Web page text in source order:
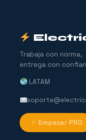
Trabaja con norma,
entrega con
LATAM
Empezar PRO